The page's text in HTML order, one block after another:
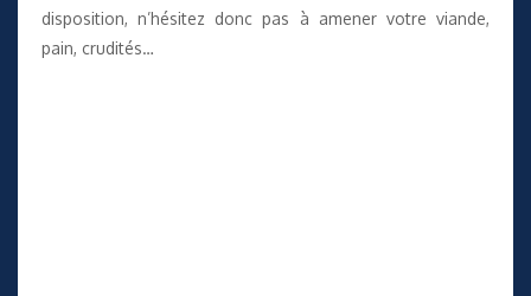
disposition, n’hésitez donc pas à amener votre viande,
pain, crudités…